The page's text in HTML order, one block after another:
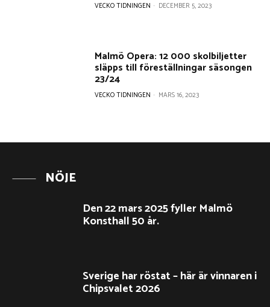
VECKO TIDNINGEN - DECEMBER 5, 2023
Malmö Opera: 12 000 skolbiljetter
släpps till föreställningar säsongen
23/24
VECKO TIDNINGEN - MARS 16, 2023
NÖJE
Den 22 mars 2025 fyller Malmö
Konsthall 50 år.
Sverige har röstat – här är vinnaren i
Chipsvalet 2026